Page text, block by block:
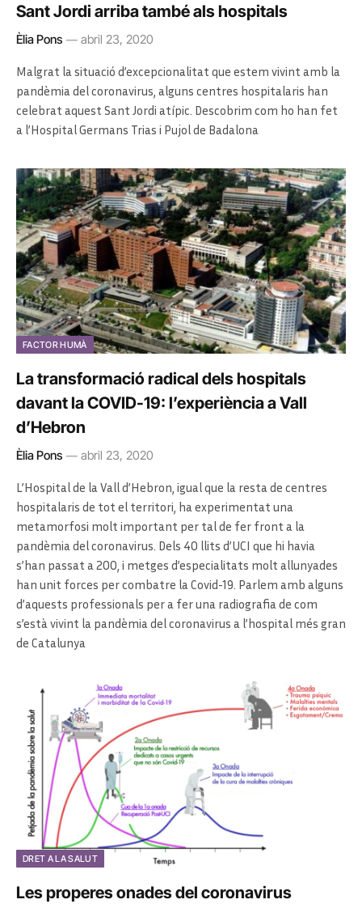
Sant Jordi arriba també als hospitals
Èlia Pons abril 23, 2020
Malgrat la situació d’excepcionalitat que estem vivint amb la
pandèmia del coronavirus, alguns centres hospitalaris han
celebrat aquest Sant Jordi atípic. Descobrim com ho han fet
a l’Hospital Germans Trias i Pujol de Badalona
FACTOR HUMÀ
La transformació radical dels hospitals
davant la COVID-19: l’experiència a Vall
d’Hebron
Èlia Pons abril 23, 2020
L’Hospital de la Vall d’Hebron, igual que la resta de centres
hospitalaris de tot el territori, ha experimentat una
metamorfosi molt important per tal de fer front a la
pandèmia del coronavirus. Dels 40 llits d’UCI que hi havia
s’han passat a 200, i metges d’especialitats molt allunyades
han unit forces per combatre la Covid-19. Parlem amb alguns
d’aquests professionals per a fer una radiografia de com
s’està vivint la pandèmia del coronavirus a l’hospital més gran
de Catalunya
DRET A LA SALUT
Les properes onades del coronavirus